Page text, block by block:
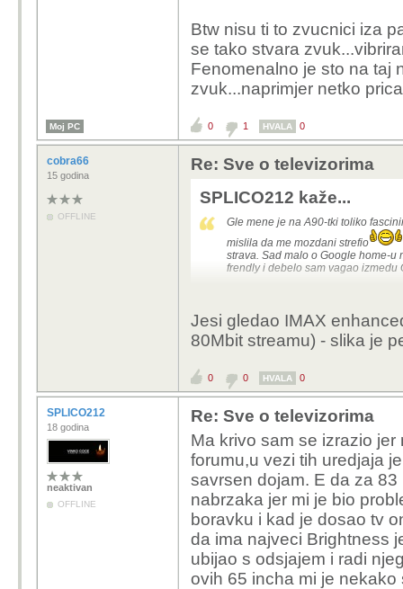
Btw nisu ti to zvucnici iza
se tako stvara
Fenomenalno je sto na taj
zvuk...naprimjer netko
Moj PC 0 1 HVALA 0
cobra66
15 godina
OFFLINE
Re: Sve o televizorima
SPLICO212 kaže...
Gle mene je na A90-tki toliko
mislila da me mozdani strefio
strava. Sad malo o Google home-u
frendly i debelo sam vagao izmedu
Jesi gledao IMAX
80Mbit streamu) - slika je
0 0 HVALA 0
SPLICO212
18 godina
neaktivan
OFFLINE
Re: Sve o televizorima
Ma krivo sam se izrazio
forumu,u vezi tih uredjaja
savrsen dojam. E da za
nabrzaka jer mi je bio
boravku i kad je dosao tv
da ima najveci Brightness
ubijao s odsjajem i radi
ovih 65 incha mi je